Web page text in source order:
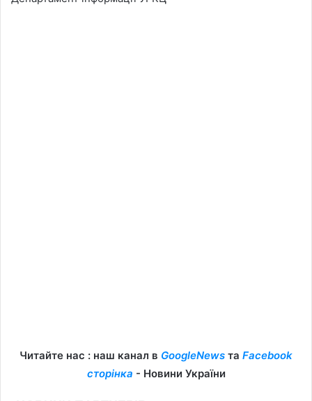
Читайте нас : наш канал в GoogleNews та Facebook
сторінка - Новини України